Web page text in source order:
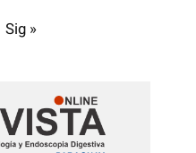
Sig »